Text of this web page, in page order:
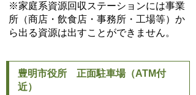
※家庭系資源回収ステーションには事業
所（商店・飲食店・事務所・工場等）か
ら出る資源は出すことができません。
豊明市役所 正面駐車場（ATM付
近）